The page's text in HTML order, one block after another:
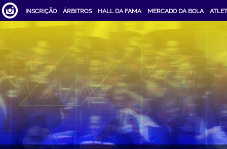
INSCRIÇÃO ÁRBITROS HALL DA FAMA MERCADO DA BOLA